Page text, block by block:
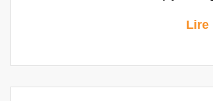
accent d'amande/abricot
arôme de liqueur qui, comme
pouvait être trouvé dans aucun
Lire